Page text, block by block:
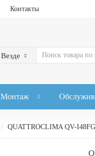
Контакты
Везде
Монтаж
QUATTROCLIMA QV-